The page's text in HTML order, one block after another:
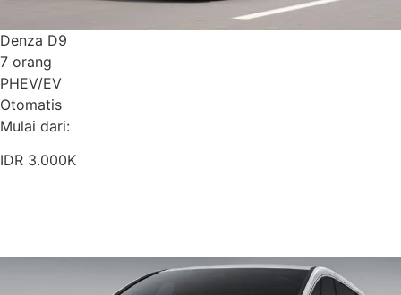
Denza D9
7 orang
PHEV/EV
Otomatis
Mulai dari:
IDR 3.000K